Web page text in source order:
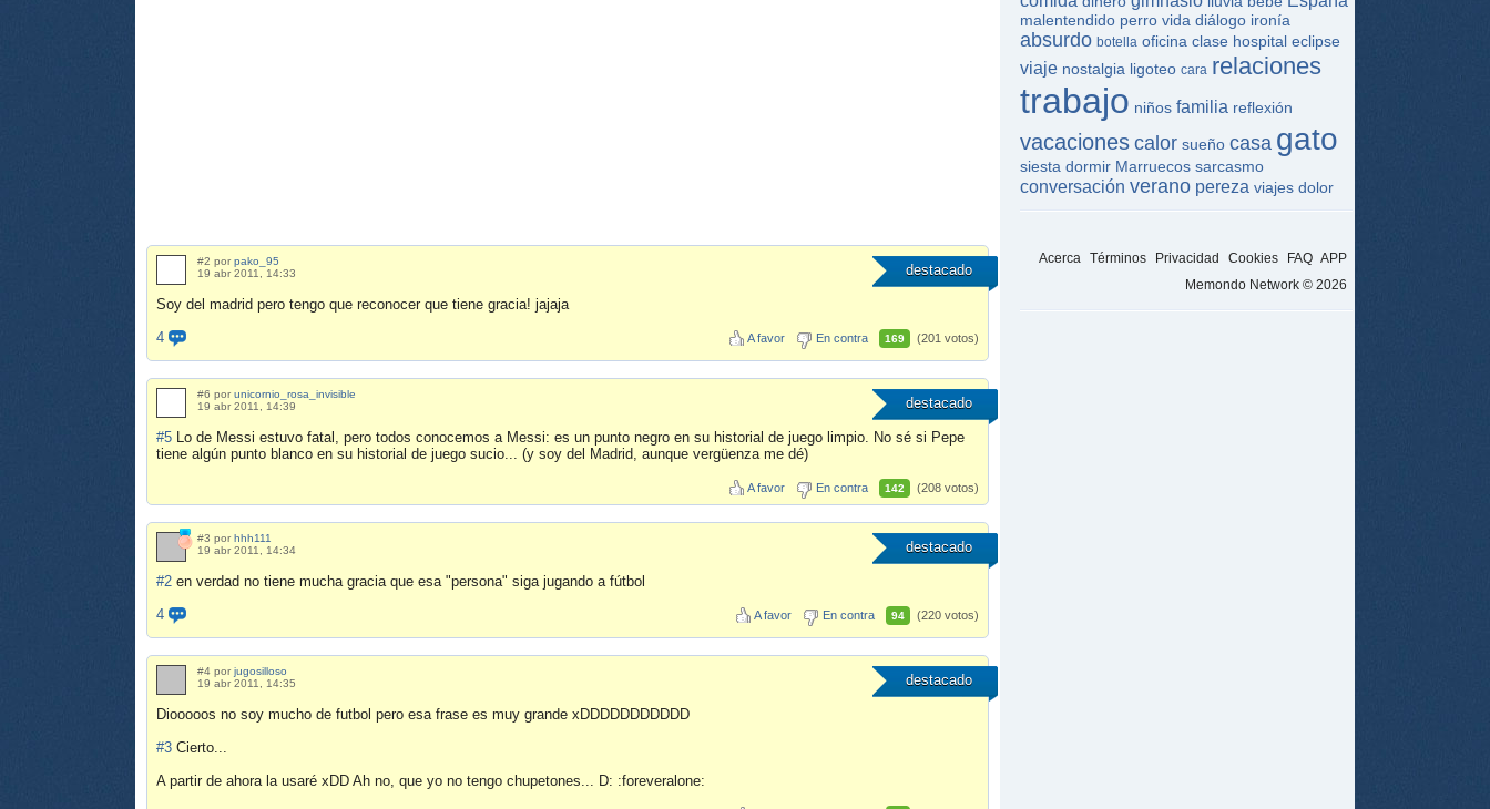
destacado
#2 por pako_95
19 abr 2011, 14:33
Soy del madrid pero tengo que reconocer que tiene gracia! jajaja
4
A favor En contra 169 (201 votos)
destacado
#6 por unicornio_rosa_invisible
19 abr 2011, 14:39
#5
Lo de Messi estuvo fatal, pero todos conocemos a Messi: es un punto negro en su historial de juego limpio. No sé si Pepe
tiene algún punto blanco en su historial de juego sucio... (y soy del Madrid, aunque vergüenza me dé)
A favor En contra 142 (208 votos)
destacado
#3 por hhh111
19 abr 2011, 14:34
#2 en verdad no tiene mucha gracia que esa "persona" siga jugando a fútbol
4
A favor En contra 94 (220 votos)
destacado
#4 por jugosilloso
19 abr 2011, 14:35
Diooooos no soy mucho de futbol pero esa frase es muy grande xDDDDDDDDDDD
#3 Cierto...
A partir de ahora la usaré xDD Ah no, que yo no tengo chupetones... D: :foreveralone:
malentendido perro vida diálogo ironía
absurdo botella oficina clase hospital eclipse
viaje nostalgia ligoteo cara relaciones
trabajo niños familia reflexión
vacaciones calor sueño casa gato
siesta dormir Marruecos sarcasmo
conversación verano pereza viajes dolor
Acerca Términos Privacidad Cookies FAQ APP
Memondo Network © 2026